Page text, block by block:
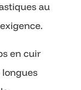
au
en cuir
longues